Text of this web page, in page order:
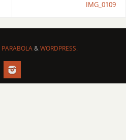
IMG_0109
PARABOLA&WORDPRESS.